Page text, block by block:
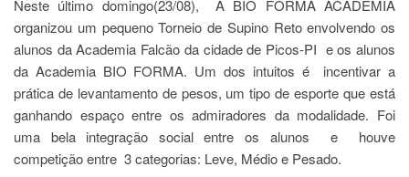
Neste último domingo(23/08),A BIO FORMA ACADEMIA
organizou um pequeno Torneio de Supino Reto envolvendo os
alunos da Academia Falcão da cidade de Picos-PI e os alunos
da Academia BIO FORMA. Um dos intuitos é
incentivar a
prática de levantamento de pesos, um tipo de esporte que está
ganhando espaço entre os admiradores da modalidade. Foi
uma bela integração social entre os alunos e houve
competição entre 3 categorias: Leve, Médio e Pesado.